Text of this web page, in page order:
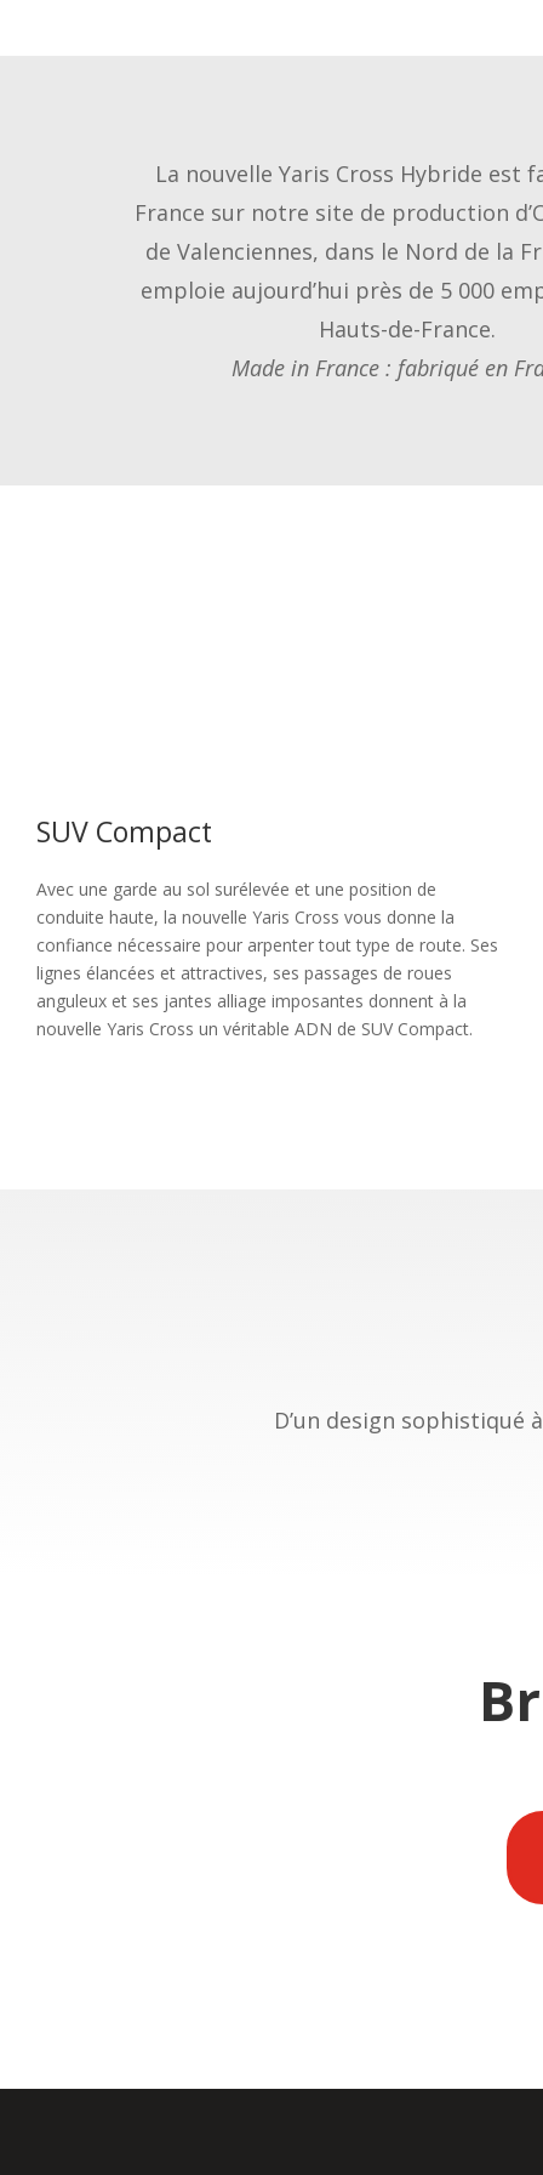
La nouvelle Yaris Cross Hybride est
France sur notre site de production
de Valenciennes, dans le Nord de la
emploie aujourd’hui près de 5 000
Hauts-de-France.
Made in France : fabriqué en
SUV Compact
Avec une garde au sol surélevée et une position de
conduite haute, la nouvelle Yaris Cross vous donne la
confiance nécessaire pour arpenter tout type de route. Ses
lignes élancées et attractives, ses passages de roues
anguleux et ses jantes alliage imposantes donnent à la
nouvelle Yaris Cross un véritable ADN de SUV Compact.
D’un design sophistiqué